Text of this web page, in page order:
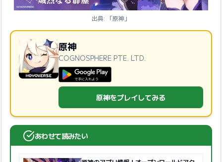
出典: 「原神」
原神
COGNOSPHERE PTE. LTD.
GooglePlayで手に入れよう
原神をプレイしてみる
あわせて読みたい